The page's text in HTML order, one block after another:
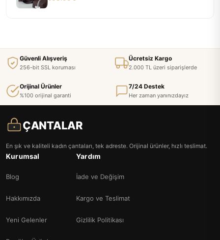
Güvenli Alışveriş
256-bit SSL koruması
Ücretsiz Kargo
2.000 TL üzeri siparişlerde
Orijinal Ürünler
%100 orijinal garanti
7/24 Destek
Her zaman yanınızdayız
ÇANTALAR
En şık ve kaliteli kadın çantaları, tek adreste. Orijinal ürünler, hızlı teslimat.
Kurumsal
Blog
Hakkımızda
Yeni Gelenler
Yardım
İade ve Değişim
Kargo ve Teslimat
Gizlilik Politikası